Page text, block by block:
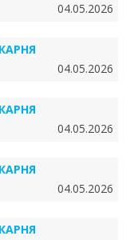
04.05.2026
04.05.2026
04.05.2026
04.05.2026